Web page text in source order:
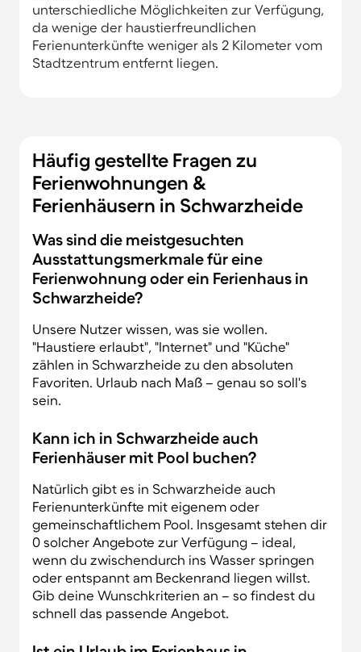
unterschiedliche Möglichkeiten zur Verfügung,
da wenige der haustierfreundlichen
Ferienunterkünfte weniger als 2 Kilometer vom
Stadtzentrum entfernt liegen.
Häufig gestellte Fragen zu
Ferienwohnungen &
Ferienhäusern in Schwarzheide
Was sind die meistgesuchten
Ausstattungsmerkmale für eine
Ferienwohnung oder ein Ferienhaus in
Schwarzheide?
Unsere Nutzer wissen, was sie wollen.
"Haustiere erlaubt", "Internet" und "Küche"
zählen in Schwarzheide zu den absoluten
Favoriten. Urlaub nach Maß – genau so soll's
sein.
Kann ich in Schwarzheide auch
Ferienhäuser mit Pool buchen?
Natürlich gibt es in Schwarzheide auch
Ferienunterkünfte mit eigenem oder
gemeinschaftlichem Pool. Insgesamt stehen dir
0 solcher Angebote zur Verfügung – ideal,
wenn du zwischendurch ins Wasser springen
oder entspannt am Beckenrand liegen willst.
Gib deine Wunschkriterien an – so findest du
schnell das passende Angebot.